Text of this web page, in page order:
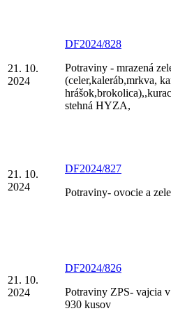
21. 10.
2024
DF2024/828
Potraviny - mrazená
(celer,kaleráb,mrkva,
stehná HYZA,
21. 10.
2024
DF2024/827
Potraviny- ovocie a
21. 10.
2024
DF2024/826
Potraviny ZPS- vajcia
930 kusov